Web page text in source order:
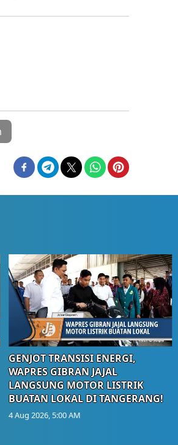
GENJOT TRANSISI ENERGI,
WAPRES GIBRAN JAJAL
LANGSUNG MOTOR LISTRIK
BUATAN LOKAL DI TANGERANG!
4 Aug 2026, 5:00 AM